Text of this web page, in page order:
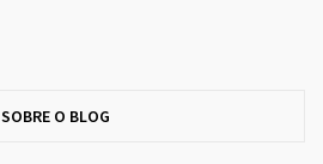
SOBRE O BLOG